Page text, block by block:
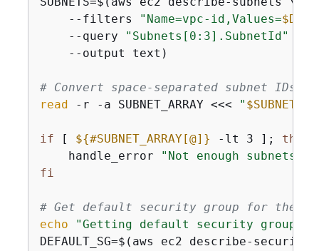
    --filters
"Name=vpc-id,Values=
    --query
"Subnets[0:3].SubnetId"
    --output text)
# Convert space-separated subnet IDs
read -r -a SUBNET_ARRAY <<< " $SUBNETS
if [ ${#SUBNET_ARRAY[@]} -lt 3 ]; then
    handle_error
"Not enough subnets
fi
# Get default security group for the
echo
"Getting default security group
DEFAULT_SG=$(aws ec2 describe-